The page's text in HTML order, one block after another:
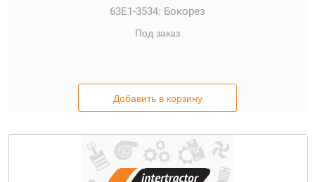
63E1-3534: Бокорез
Под заказ
Добавить в корзину